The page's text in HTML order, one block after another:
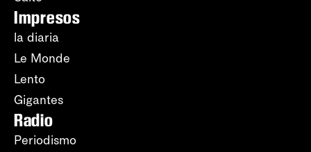
Impresos
la diaria
Le Monde
Lento
Gigantes
Radio
Periodismo